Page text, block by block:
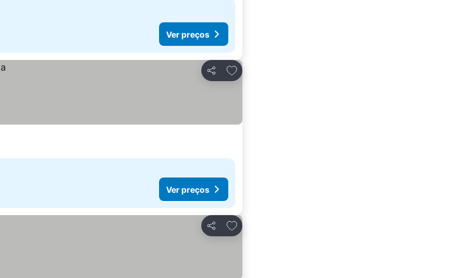
Ver preços
Partilhar
Adicionar aos favoritos
Ver preços
Partilhar
Adicionar aos favoritos